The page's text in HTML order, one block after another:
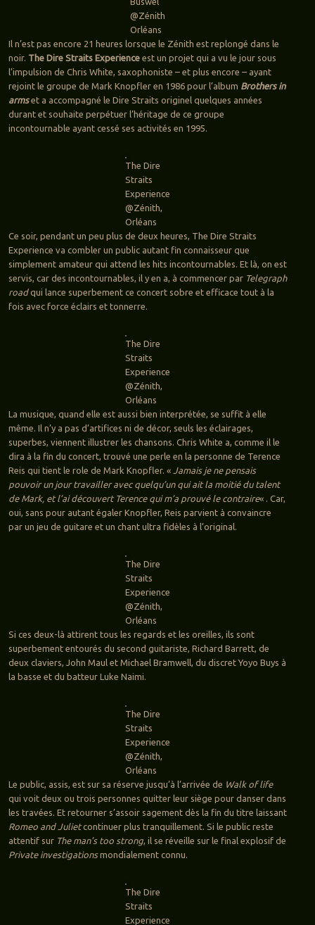
@Zénith
Orléans
Il n’est pas encore 21 heures lorsque le Zénith est replongé dans le
noir. The Dire Straits Experienceest un projet qui a vu le jour sous
l’impulsion de Chris White, saxophoniste – et plus encore – ayant
rejoint le groupe de Mark Knopfler en 1986 pour l’album Brothers in
armset a accompagné le Dire Straits originel quelques années
durant et souhaite perpétuer l’héritage de ce groupe
incontournable ayant cessé ses activités en 1995.
The Dire
Straits
Experience
@Zénith,
Orléans
Ce soir, pendant un peu plus de deux heures, The Dire Straits
Experience va combler un public autant fin connaisseur que
simplement amateur qui attend les hits incontournables. Et là, on est
servis, car des incontournables, il y en a, à commencer par Telegraph
roadqui lance superbement ce concert sobre et efficace tout à la
fois avec force éclairs et tonnerre.
The Dire
Straits
Experience
@Zénith,
Orléans
La musique, quand elle est aussi bien interprétée, se suffit à elle
même. Il n’y a pas d’artifices ni de décor, seuls les éclairages,
superbes, viennent illustrer les chansons. Chris White a, comme il le
dira à la fin du concert, trouvé une perle en la personne de Terence
Reis qui tient le role de Mark Knopfler. « Jamais je ne pensais
pouvoir un jour travailler avec quelqu’un qui ait la moitié du talent
de Mark, et l’ai découvert Terence qui m’a prouvé le contraire« . Car,
oui, sans pour autant égaler Knopfler, Reis parvient à convaincre
par un jeu de guitare et un chant ultra fidèles à l’original.
The Dire
Straits
Experience
@Zénith,
Orléans
Si ces deux-là attirent tous les regards et les oreilles, ils sont
superbement entourés du second guitariste, Richard Barrett, de
deux claviers, John Maul et Michael Bramwell, du discret Yoyo Buys à
la basse et du batteur Luke Naimi.
The Dire
Straits
Experience
@Zénith,
Orléans
Le public, assis, est sur sa réserve jusqu’à l’arrivée de Walk of life
qui voit deux ou trois personnes quitter leur siège pour danser dans
les travées. Et retourner s’assoir sagement dès la fin du titre laissant
Romeo and Julietcontinuer plus tranquillement. Si le public reste
attentif sur The man’s too strong, il se réveille sur le final explosif de
Private investigationsmondialement connu.
The Dire
Straits
Experience